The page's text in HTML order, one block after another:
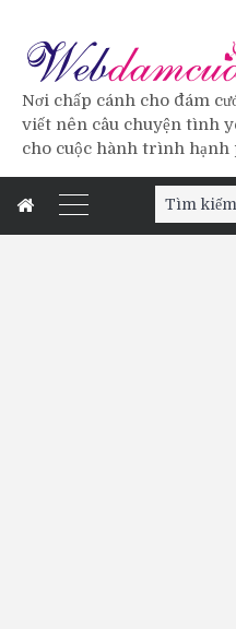
Nơi chấp cánh cho đám
viết nên câu chuyện tình
cho cuộc hành trình hạnh
Tìm
kiếm: